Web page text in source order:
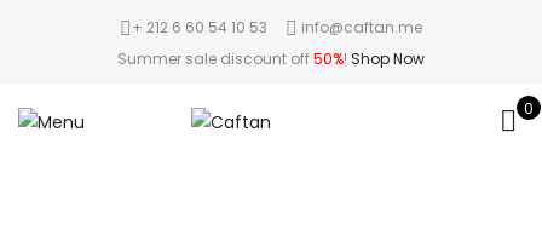
+ 212 6 60 54 10 53
info@caftan.me
Summer sale discount off50%! Shop Now
0